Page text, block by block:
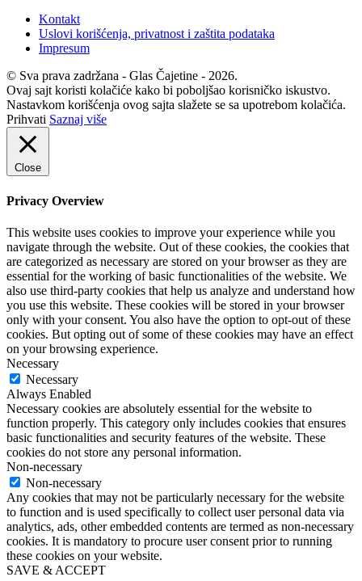
Kontakt
Uslovi korišćenja, privatnost i zaštita podataka
Impresum
© Sva prava zadržana - Glas Čajetine - 2026.
Ovaj sajt koristi kolačiće kako bi poboljšao korisničko iskustvo.
Nastavkom korišćenja ovog sajta slažete se sa upotrebom kolačića.
Prihvati Saznaj više
Close
Privacy Overview
This website uses cookies to improve your experience while you
navigate through the website. Out of these cookies, the cookies that
are categorized as necessary are stored on your browser as they are
essential for the working of basic functionalities of the website. We
also use third-party cookies that help us analyze and understand how
you use this website. These cookies will be stored in your browser
only with your consent. You also have the option to opt-out of these
cookies. But opting out of some of these cookies may have an effect
on your browsing experience.
Necessary
Necessary
Always Enabled
Necessary cookies are absolutely essential for the website to
function properly. This category only includes cookies that ensures
basic functionalities and security features of the website. These
cookies do not store any personal information.
Non-necessary
Non-necessary
Any cookies that may not be particularly necessary for the website
to function and is used specifically to collect user personal data via
analytics, ads, other embedded contents are termed as non-necessary
cookies. It is mandatory to procure user consent prior to running
these cookies on your website.
SAVE & ACCEPT